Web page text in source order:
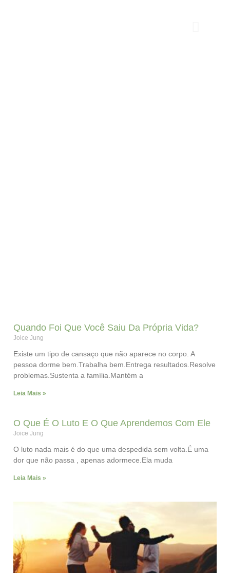
Quando Foi Que Você Saiu Da Própria Vida?
Joice Jung
Existe um tipo de cansaço que não aparece no corpo. A
pessoa dorme bem.Trabalha bem.Entrega resultados.Resolve
problemas.Sustenta a família.Mantém a
Leia Mais »
O Que É O Luto E O Que Aprendemos Com Ele
Joice Jung
O luto nada mais é do que uma despedida sem volta.É uma
dor que não passa , apenas adormece.Ela muda
Leia Mais »